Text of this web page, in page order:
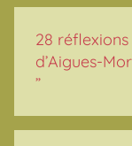
28 réflexions
d’Aigues-
”